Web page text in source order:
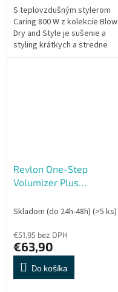
S teplovzdušným stylerom
Caring 800 W z kolekcie Blow
Dry and Style je sušenie a
styling krátkych a stredne
Revlon One-Step
Volumizer Plus
Skladom (do 24h-48h) (>5 ks)
€51,95 bez DPH
€63,90
Do košíka